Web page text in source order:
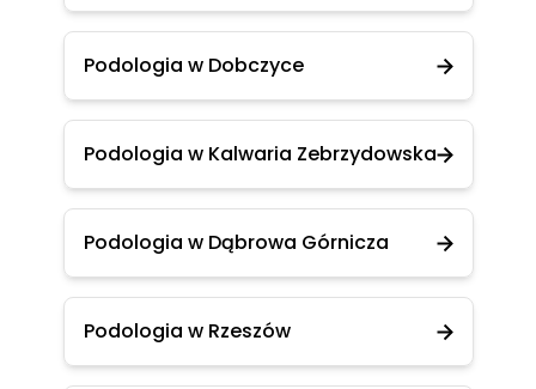
Podologia w Dobczyce
Podologia w Kalwaria Zebrzydowska
Podologia w Dąbrowa Górnicza
Podologia w Rzeszów